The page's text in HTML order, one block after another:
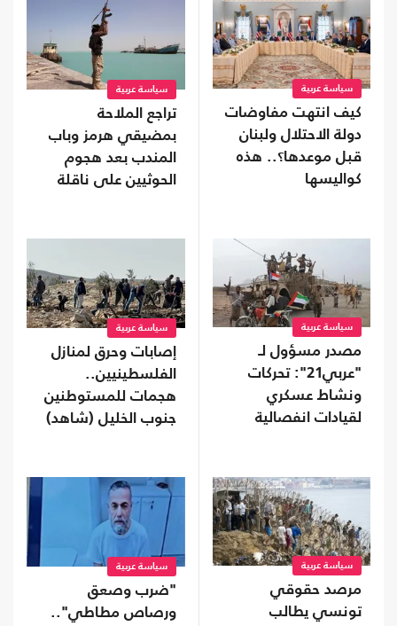
سياسة عربية
كيف انتهت مفاوضات
دولة الاحتلال ولبنان
قبل موعدها؟.. هذه
كواليسها
سياسة عربية
تراجع الملاحة
بمضيقي هرمز وباب
المندب بعد هجوم
الحوثيين على ناقلة
سياسة عربية
مصدر مسؤول لـ
"عربي21": تحركات
ونشاط عسكري
لقيادات انفصالية
سياسة عربية
إصابات وحرق لمنازل
الفلسطينيين..
هجمات للمستوطنين
جنوب الخليل (شاهد)
سياسة عربية
مرصد حقوقي
تونسي يطالب
سياسة عربية
"ضرب وصعق
ورصاص مطاطي"..